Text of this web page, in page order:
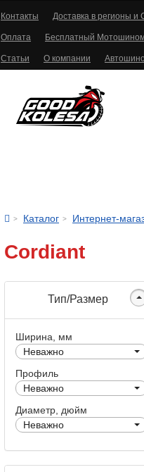
Контакты Доставка в регионы и
Оплата Бесплатный
Статьи О компании
Каталог Интернет-
Cordiant
Тип/Размер
Ширина, мм
Неважно
Профиль
Неважно
Диаметр, дюйм
Неважно